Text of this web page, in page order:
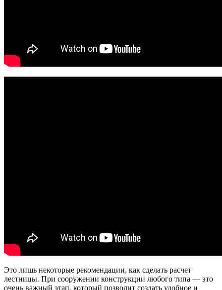
Это лишь некоторые рекомендации, как сделать расчет
лестницы. При сооружении конструкции любого типа — это
очень важный этап, который позволит создать удобное и